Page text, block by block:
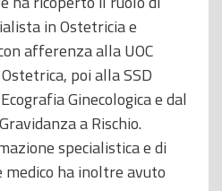
in Ostetricia e
afferenza alla UOC
poi alla SSD
Ginecologica e dal
a Rischio.
specialistica e di
medico ha inoltre avuto